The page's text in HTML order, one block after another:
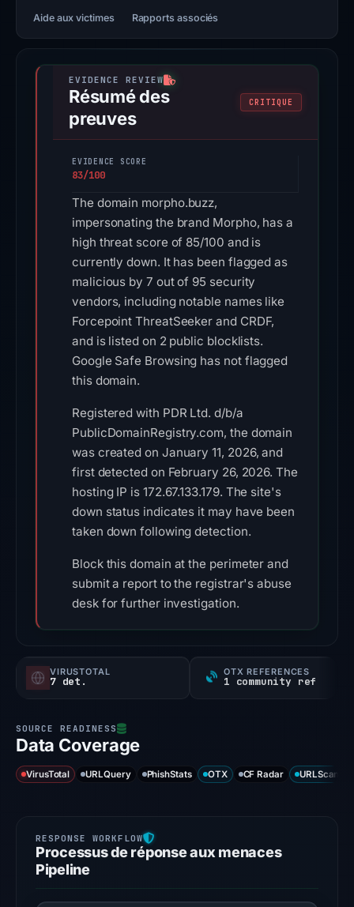
Aide aux victimes Rapports associés
Résumé des
preuves
CRITIQUE
EVIDENCE SCORE
83/100
The domain morpho.buzz,
impersonating the brand Morpho, has a
high threat score of 85/100 and is
currently down. It has been flagged as
malicious by 7 out of 95 security
vendors, including notable names like
Forcepoint ThreatSeeker and CRDF,
and is listed on 2 public blocklists.
Google Safe Browsing has not flagged
this domain.
Registered with PDR Ltd. d/b/a
PublicDomainRegistry.com, the domain
was created on January 11, 2026, and
first detected on February 26, 2026. The
hosting IP is 172.67.133.179. The site's
down status indicates it may have been
taken down following detection.
Block this domain at the perimeter and
submit a report to the registrar's abuse
desk for further investigation.
VIRUSTOTAL
7 det.
OTX REFERENCES
1 community ref
Data Coverage
VirusTotal URLQuery PhishStats OTX CF Radar URLScan
Processus de réponse aux menaces
Pipeline